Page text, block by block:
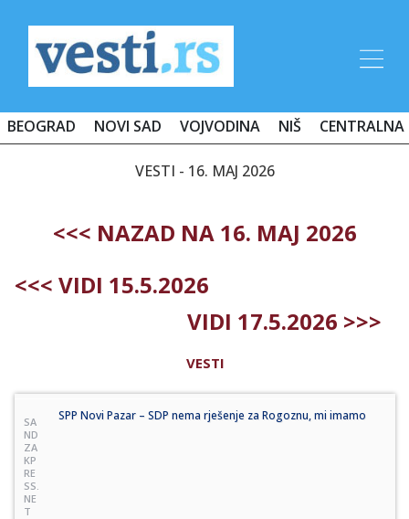
BEOGRAD NOVI SAD VOJVODINA NIŠ CENTRALNA
VESTI - 16. MAJ 2026
<<< NAZAD NA 16. MAJ 2026
<<< VIDI 15.5.2026
VIDI 17.5.2026 >>>
VESTI
SA
ND
ZA
KP
RE
SS.
NE
T
SPP Novi Pazar – SDP nema rješenje za Rogoznu, mi imamo